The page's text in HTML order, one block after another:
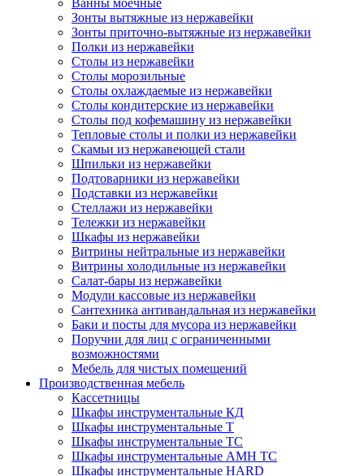
Зонты вытяжные из нержавейки
Зонты приточно-вытяжные из нержавейки
Полки из нержавейки
Столы из нержавейки
Столы морозильные
Столы охлаждаемые из нержавейки
Столы кондитерские из нержавейки
Столы под кофемашину из нержавейки
Тепловые столы и полки из нержавейки
Скамьи из нержавеющей стали
Шпильки из нержавейки
Подтоварники из нержавейки
Подставки из нержавейки
Стеллажи из нержавейки
Тележки из нержавейки
Шкафы из нержавейки
Витрины нейтральные из нержавейки
Витрины холодильные из нержавейки
Салат-бары из нержавейки
Модули кассовые из нержавейки
Сантехника антивандальная из нержавейки
Баки и посты для мусора из нержавейки
Поручни для лиц с ограниченными
возможностями
Мебель для чистых помещений
Производственная мебель
Кассетницы
Шкафы инструментальные КД
Шкафы инструментальные Т
Шкафы инструментальные ТС
Шкафы инструментальные AMH TC
Шкафы инструментальные HARD